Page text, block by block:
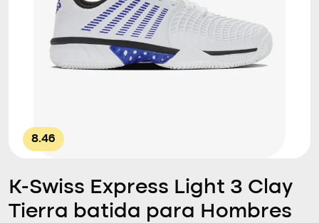
Consultorio
Blog
8.46
K-Swiss Express Light 3 Clay
Tierra batida para Hombres